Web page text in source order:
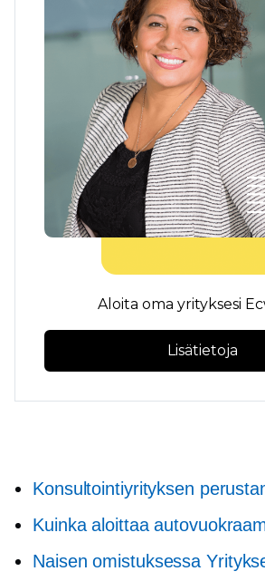
Aloita oma yrityksesi
Lisätietoja
Konsultointiyrityksen
Kuinka aloittaa
Naisen omistuksessa